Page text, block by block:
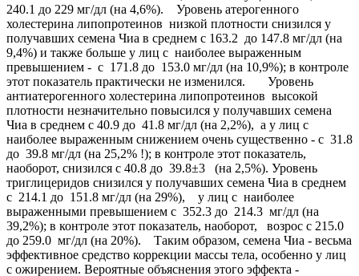
240.1 до 229 мг/дл (на 4,6%). Уровень атерогенного
холестерина липопротеинов низкой плотности снизился у
получавших семена Чиа в среднем с 163.2 до 147.8 мг/дл (на
9,4%) и также больше у лиц с наиболее выраженным
превышением - с 171.8 до 153.0 мг/дл (на 10,9%); в контроле
этот показатель практически не изменился. Уровень
антиатерогенного холестерина липопротеинов высокой
плотности незначительно повысился у получавших семена
Чиа в среднем с 40.9 до 41.8 мг/дл (на 2,2%), а у лиц с
наиболее выраженным снижением очень существенно - с 31.8
до 39.8 мг/дл (на 25,2% !); в контроле этот показатель,
наоборот, снизился с 40.8 до 39.8±3 (на 2,5%). Уровень
триглицеридов снизился у получавших семена Чиа в среднем
с 214.1 до 151.8 мг/дл (на 29%), у лиц с наиболее
выраженными превышением с 352.3 до 214.3 мг/дл (на
39,2%); в контроле этот показатель, наоборот, возрос с 215.0
до 259.0 мг/дл (на 20%). Таким образом, семена Чиа - весьма
эффективное средство коррекции массы тела, особенно у лиц
с ожирением. Вероятные объяснения этого эффекта -